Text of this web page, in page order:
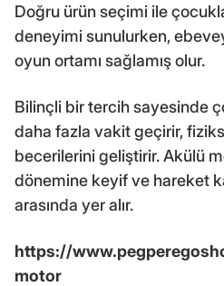
Doğru ürün seçimi ile
deneyimi sunulurken,
oyun ortamı sağlamış olur.
Bilinçli bir tercih sayesinde
daha fazla vakit geçirir,
becerilerini geliştirir. Akülü
dönemine keyif ve hareket
arasında yer alır.
https://
motor